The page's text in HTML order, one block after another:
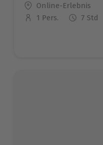
Standort
Online-Erlebnis
Anzahl der Teilnehmer
1 Pers. 7 Std